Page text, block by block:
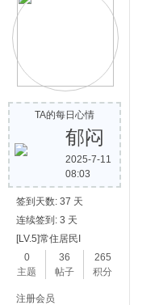
TA的每日心情
郁闷
2025-7-11
08:03
签到天数: 37 天
连续签到: 3 天
[LV.5]常住居民I
0
主题
36
帖子
265
积分
注册会员